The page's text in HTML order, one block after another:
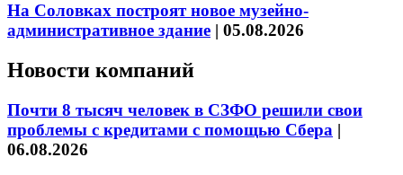
На Соловках построят новое музейно-
административное здание | 05.08.2026
Новости компаний
Почти 8 тысяч человек в СЗФО решили свои
проблемы с кредитами с помощью Сбера |
06.08.2026